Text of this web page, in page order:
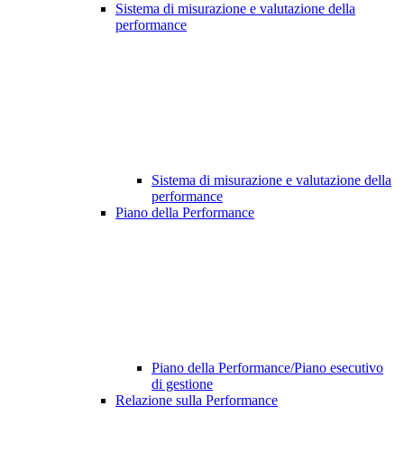
Sistema di misurazione e valutazione della
performance
Sistema di misurazione e valutazione della
performance
Piano della Performance
Piano della Performance/Piano esecutivo
di gestione
Relazione sulla Performance